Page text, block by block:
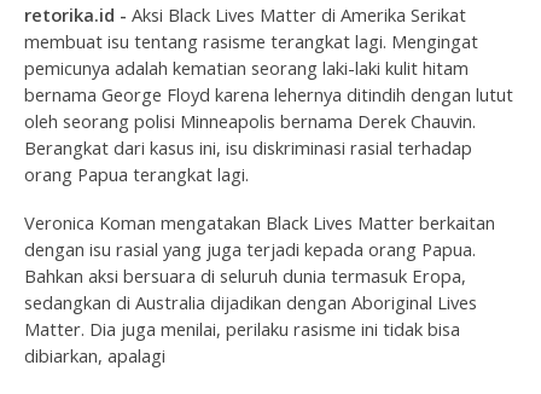
retorika.id - Aksi Black Lives Matter di Amerika Serikat
membuat isu tentang rasisme terangkat lagi. Mengingat
pemicunya adalah kematian seorang laki-laki kulit hitam
bernama George Floyd karena lehernya ditindih dengan lutut
oleh seorang polisi Minneapolis bernama Derek Chauvin.
Berangkat dari kasus ini, isu diskriminasi rasial terhadap
orang Papua terangkat lagi.
Veronica Koman mengatakan Black Lives Matter berkaitan
dengan isu rasial yang juga terjadi kepada orang Papua.
Bahkan aksi bersuara di seluruh dunia termasuk Eropa,
sedangkan di Australia dijadikan dengan Aboriginal Lives
Matter. Dia juga menilai, perilaku rasisme ini tidak bisa
dibiarkan, apalagi